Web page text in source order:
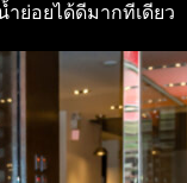
ย่อยได้ดีมากทีเดียว